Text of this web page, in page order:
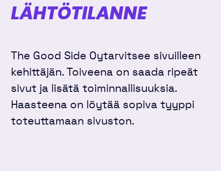
LÄHTÖTILANNE
The Good Side Oytarvitsee sivuilleen
kehittäjän. Toiveena on saada ripeät
sivut ja lisätä toiminnallisuuksia.
Haasteena on löytää sopiva tyyppi
toteuttamaan sivuston.